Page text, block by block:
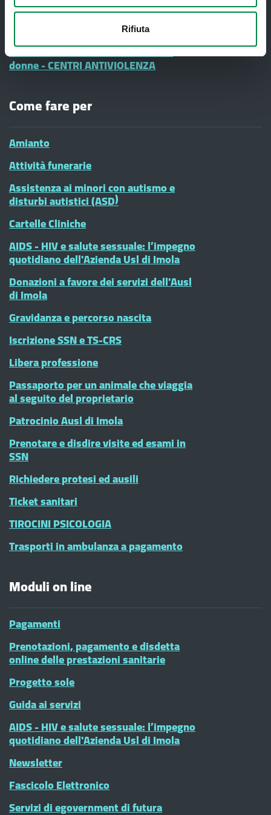
Rifiuta
Informazione e Comunicazione
#diciamoNo alla Violenza contro le
donne - CENTRI ANTIVIOLENZA
Come fare per
Amianto
Attività funerarie
Assistenza ai minori con autismo e
disturbi autistici (ASD)
Cartelle Cliniche
AIDS - HIV e salute sessuale: l’impegno
quotidiano dell'Azienda Usl di Imola
Donazioni a favore dei servizi dell'Ausl
di Imola
Gravidanza e percorso nascita
Iscrizione SSN e TS-CRS
Libera professione
Passaporto per un animale che viaggia
al seguito del proprietario
Patrocinio Ausl di Imola
Prenotare e disdire visite ed esami in
SSN
Richiedere protesi ed ausili
Ticket sanitari
TIROCINI PSICOLOGIA
Trasporti in ambulanza a pagamento
Moduli on line
Pagamenti
Prenotazioni, pagamento e disdetta
online delle prestazioni sanitarie
Progetto sole
Guida ai servizi
AIDS - HIV e salute sessuale: l’impegno
quotidiano dell'Azienda Usl di Imola
Newsletter
Fascicolo Elettronico
Servizi di egovernment di futura